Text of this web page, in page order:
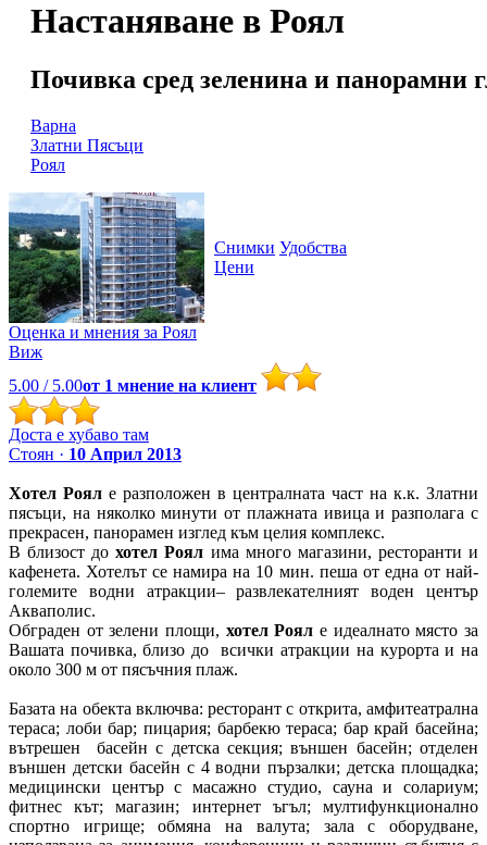
Настаняване в Роял
Почивка сред зеленина и панорамни
Варна
Златни Пясъци
Роял
Снимки Удобства
Цени
Оценка и мнения за Роял
Виж
5.00 / 5.00от 1 мнение на клиент
Доста е хубаво там
Стоян · 10 Април 2013
Хотел Роял е разположен в централната част на к.к. Златни
пясъци, на няколко минути от плажната ивица и разполага с
прекрасен, панорамен изглед към целия комплекс.
В близост до хотел Роял има много магазини, ресторанти и
кафенета. Хотелът се намира на 10 мин. пеша от една от най-
големите водни атракции– развлекателният воден център
Акваполис.
Обграден от зелени площи, хотел Роял е идеалнато място за
Вашата почивка, близо до всички атракции на курорта и на
около 300 м от пясъчния плаж.
Базата на обекта включва: ресторант с открита, амфитеатрална
тераса; лоби бар; пицария; барбекю тераса; бар край басейна;
вътрешен басейн с детскa секция; външен басейн; отделен
външен детски басейн с 4 водни пързалки; детска площадка;
медицински център с масажно студио, сауна и солариум;
фитнес кът; магазин; интернет ъгъл; мултифункционално
спортно игрище; обмяна на валута; зала с оборудване,